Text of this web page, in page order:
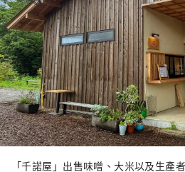
「千諾屋」出售味噌、大米以及生產